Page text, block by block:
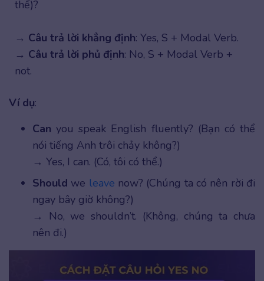
thể)?
→ Câu trả lời khẳng định: Yes, S + Modal Verb.
→ Câu trả lời phủ định: No, S + Modal Verb +
not.
Ví dụ:
Can you speak English fluently? (Bạn có thể
nói tiếng Anh trôi chảy không?)
→ Yes, I can. (Có, tôi có thể.)
Should we leave now? (Chúng ta có nên rời đi
ngay bây giờ không?)
→ No, we shouldn’t. (Không, chúng ta chưa
nên đi.)